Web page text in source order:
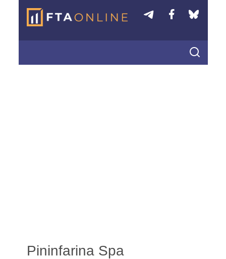
Pininfarina Spa